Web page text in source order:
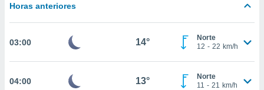
Horas anteriores
03:00 14°
Norte
12 - 22 km/h
04:00 13°
Norte
11 - 21 km/h